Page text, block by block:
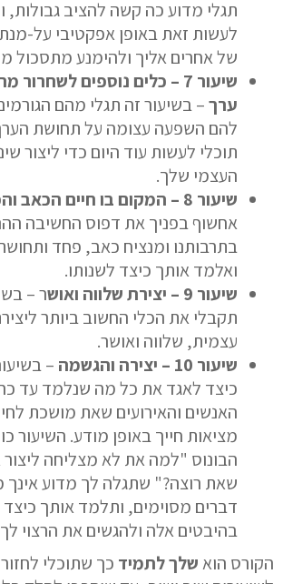
תגלי מדוע כה קשה להציב גבולות,
לעשות זאת באופן אפקטיבי על-
של אחרים אליך ולהימנע מתסכול
שיעור 7
– כלים נוספים לשחרור
ערך– בשיעור זה תגלי מהם
להם השפעה עצומה על תחושת
תוכלי לעשות עוד היום כדי ליצור
העצמי שלך.
שיעור 8
– המקום בו חיים הכאב
אחשוף בפניך את דפוס החשיבה
בתרבותנו ומנציח כאב, פחד
ואלמד אותך כיצד לשנותו.
שיעור 9
– יצירת שלווה ואושר–
תקבלי את הכלי החשוב ביותר
עצמית, שלווה ואושר.
שיעור 10
– יצירה והגשמה –
כיצד לאגד את כל מה שנלמד עד
האנשים והאירועים שאת מושכת
מציאות חייך באופן מודע. השיעור
הבונוס "למה את לא מצליחה
שאת רוצה?" שתגלה לך מדוע אינך
דברים מסוימים, ותלמד אותך כיצד
בהיבטים אלה ולהגשים את הרצוי
הקורס הואשלך לתמיד כך שתוכלי לחזור